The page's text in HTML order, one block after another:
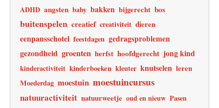
ADHD angsten baby bakken bijgerecht bos
buitenspelen creatief creativiteit dieren
eenpansschotel feestdagen gedragsproblemen
gezondheid groenten herfst hoofdgerecht jong kind
kinderactiviteit kinderboeken kleuter knutselen leren
Moederdag moestuin moestuincursus
natuuractiviteit natuurweetje oud en nieuw Pasen